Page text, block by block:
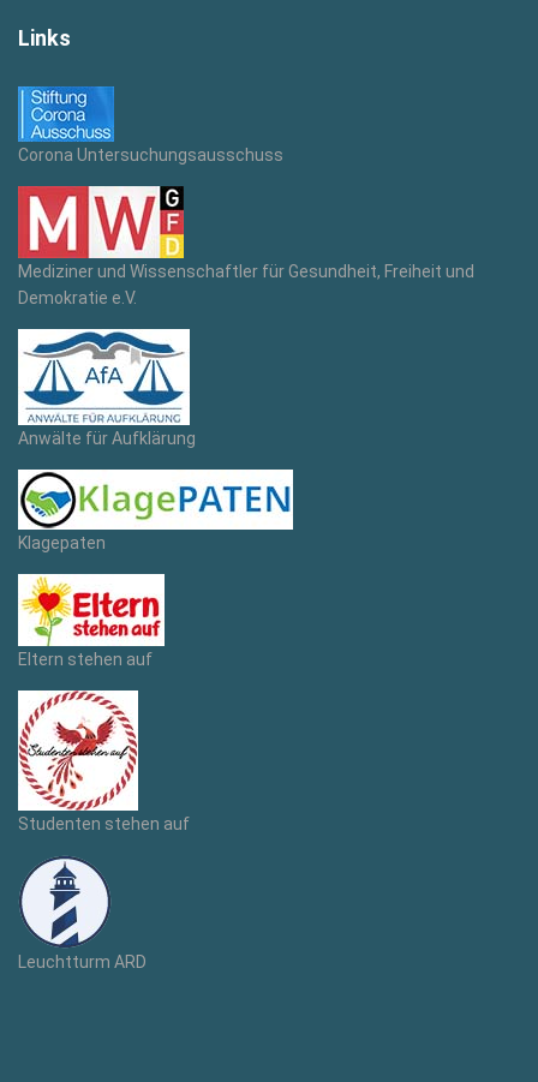
Links
Corona Untersuchungsausschuss
Mediziner und Wissenschaftler für Gesundheit, Freiheit und
Demokratie e.V.
Anwälte für Aufklärung
Klagepaten
Eltern stehen auf
Studenten stehen auf
Leuchtturm ARD